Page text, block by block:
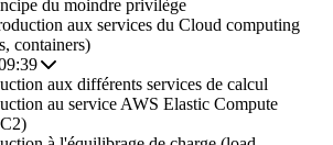
du moindre privilège
aux services du Cloud computing
containers)
aux différents services de calcul
au service AWS Elastic Compute